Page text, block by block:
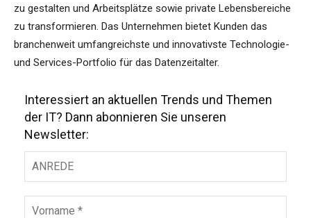
zu gestalten und Arbeitsplätze sowie private Lebensbereiche
zu transformieren. Das Unternehmen bietet Kunden das
branchenweit umfangreichste und innovativste Technologie-
und Services-Portfolio für das Datenzeitalter.
Interessiert an aktuellen Trends und Themen
der IT? Dann abonnieren Sie unseren
Newsletter: